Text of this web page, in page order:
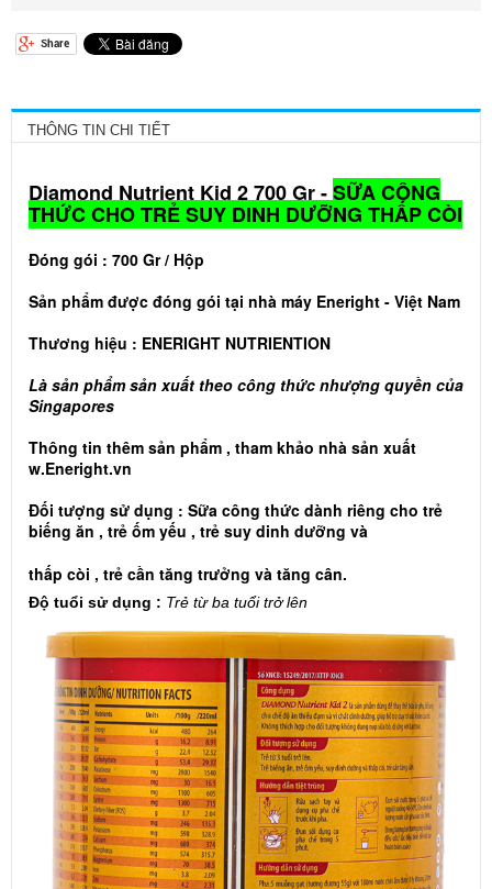
THÔNG TIN CHI TIẾT
Diamond Nutrient Kid 2 700 Gr -SỮA CÔNG
THỨC CHO TRẺ SUY DINH DƯỠNG THẤP CÒI
Đóng gói : 700 Gr / Hộp
Sản phẩm được đóng gói tại nhà máy Eneright - Việt Nam
Thương hiệu : ENERIGHT NUTRIENTION
Là sản phẩm sản xuất theo công thức nhượng quyền của
Singapores
Thông tin thêm sản phẩm , tham khảo nhà sản xuất
w.Eneright.vn
Đối tượng sử dụng : Sữa công thức dành riêng cho trẻ
biếng ăn , trẻ ốm yếu , trẻ suy dinh dưỡng và
thấp còi , trẻ cần tăng trưởng và tăng cân.
Độ tuổi sử dụng : Trẻ từ ba tuổi trở lên